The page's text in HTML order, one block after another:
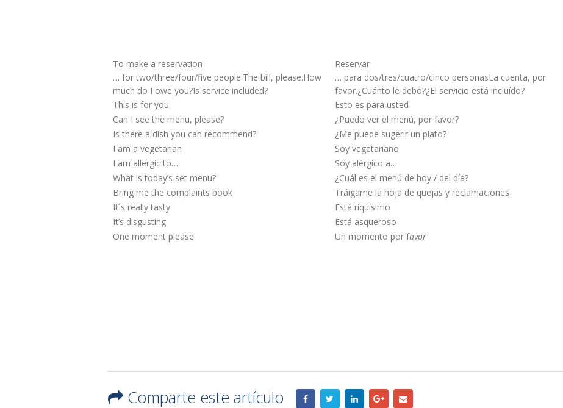
To make a reservation
… for two/three/four/five people.The bill, please.How
much do I owe you?Is service included?
This is for you
Can I see the menu, please?
Is there a dish you can recommend?
I am a vegetarian
I am allergic to…
What is today’s set menu?
Bring me the complaints book
It´s really tasty
It’s disgusting
One moment please
Reservar
… para dos/tres/cuatro/cinco personasLa cuenta, por
favor.¿Cuánto le debo?¿El servicio está incluído?
Esto es para usted
¿Puedo ver el menú, por favor?
¿Me puede sugerir un plato?
Soy vegetariano
Soy alérgico a…
¿Cuál es el menú de hoy / del día?
Tráigame la hoja de quejas y reclamaciones
Está riquísimo
Está asqueroso
Un momento por favor
Comparte este artículo